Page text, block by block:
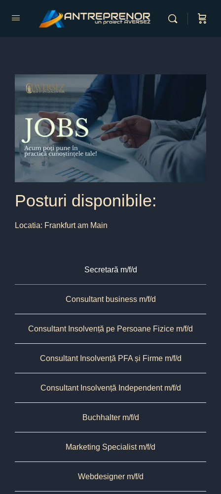
Posturi disponibile:
Locatia: Frankfurt am Main
Secretară m/f/d
Consultant business m/f/d
Consultant Insolvență pe Persoane Fizice m/f/d
Consultant Insolvență PFA și Firme m/f/d
Consultant Insolvență Independent m/f/d
Buchhalter m/f/d
Marketing Specialist m/f/d
Webdesigner m/f/d